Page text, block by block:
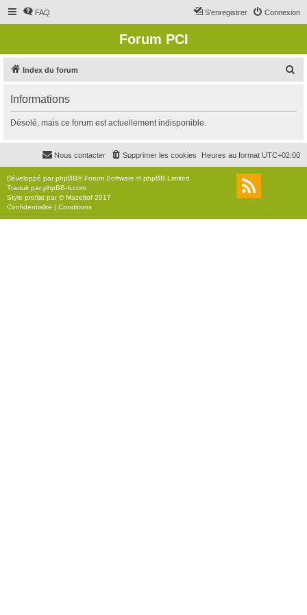
FAQ Connexion
S’enregistrer
Forum PCI
Index du forum
r
c
r
Informations
Désolé, mais ce forum est actuellement indisponible.
Heures au format UTC+02:00
Supprimer les cookies
Nous contacter
Développé parphpBB® Forum Software © phpBB Limited
Traduit parphpBB-fr.com
Style proflat par ©Mazeltof 2017
Confidentialité | Conditions